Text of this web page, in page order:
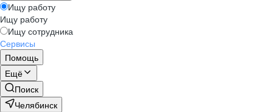
Ищу работу
Ищу работу
Ищу сотрудника
Сервисы
Помощь
Ещё
Поиск
Челябинск